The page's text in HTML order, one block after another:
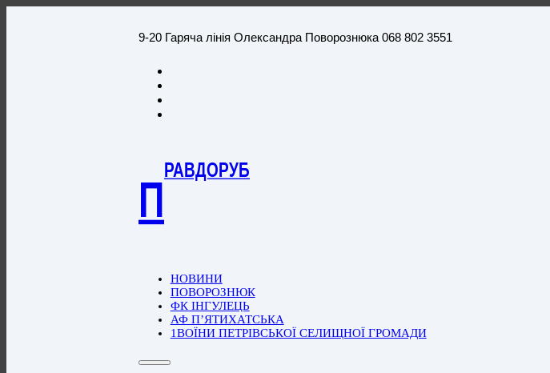
9-20 Гаряча лінія Олександра Поворознюка 068 802 3551
П
РАВДОРУБ
НОВИНИ
ПОВОРОЗНЮК
ФК ІНГУЛЕЦЬ
АФ П’ЯТИХАТСЬКА
1ВОЇНИ ПЕТРІВСЬКОЇ СЕЛИЩНОЇ ГРОМАДИ